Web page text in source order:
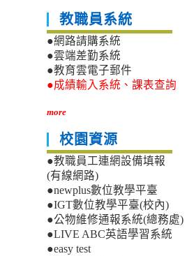
教職員系統
●網路請購系統
●雲端差勤系統
●教育雲電子郵件
●成績輸入系統、課表查詢
more
校園資源
●教職員工連網設備填報
(有線網路)
●newplus數位教學平臺
●IGT數位教學平臺(校內)
●公物維修通報系統(總務處)
●LIVE ABC英語學習系統
●easy test